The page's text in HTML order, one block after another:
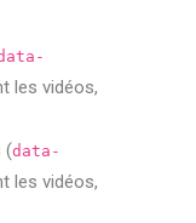
les vidéos,
(data-
les vidéos,